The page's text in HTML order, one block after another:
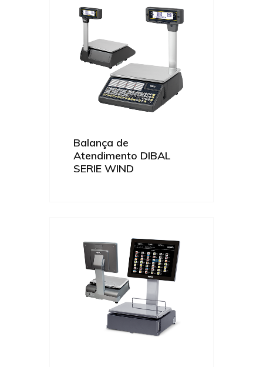
Balança de
Atendimento DIBAL
SERIE WIND